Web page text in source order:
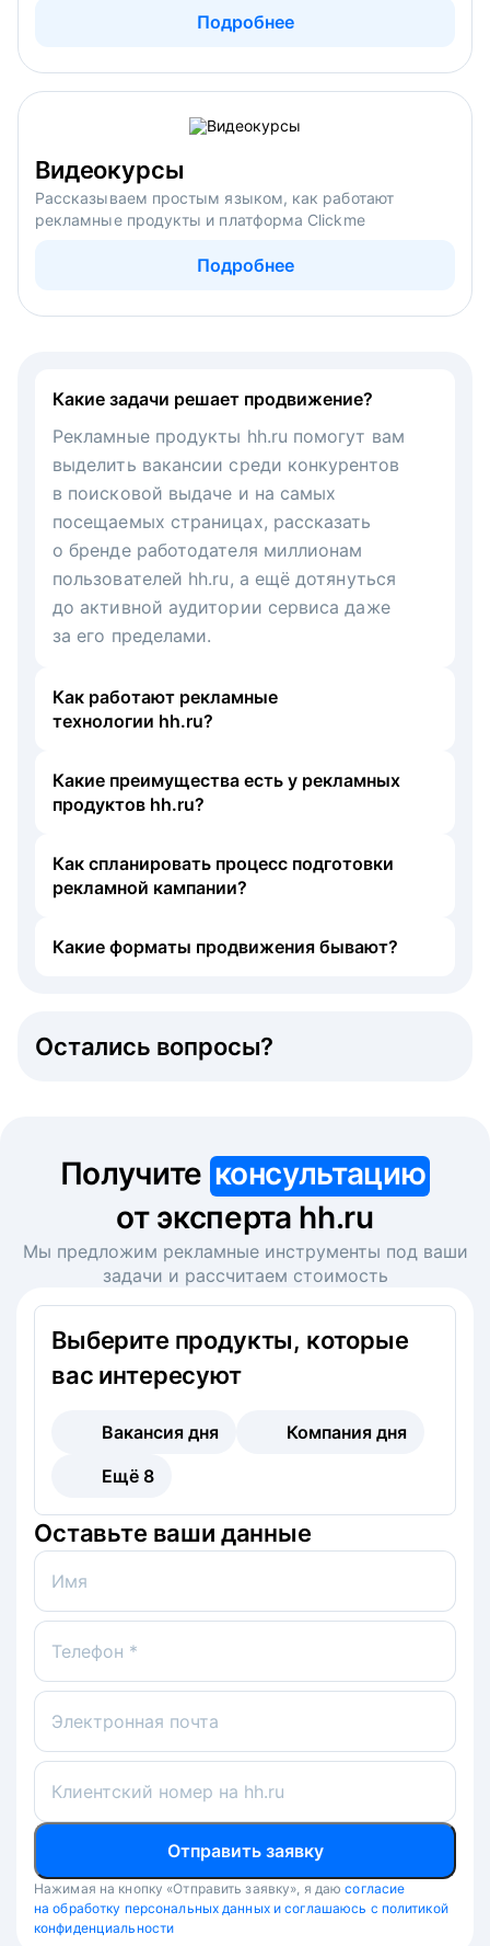
Подробнее
Видеокурсы
Рассказываем простым языком, как работают
рекламные продукты и платформа Clickme
Подробнее
Какие задачи решает продвижение?
Рекламные продукты hh.ru помогут вам
выделить вакансии среди конкурентов
в поисковой выдаче и на самых
посещаемых страницах, рассказать
о бренде работодателя миллионам
пользователей hh.ru, а ещё дотянуться
до активной аудитории сервиса даже
за его пределами.
Как работают рекламные
технологии hh.ru?
Какие преимущества есть у рекламных
продуктов hh.ru?
Как спланировать процесс подготовки
рекламной кампании?
Какие форматы продвижения бывают?
Остались вопросы?
Получите консультацию
от эксперта hh.ru
Мы предложим рекламные инструменты под ваши
задачи и рассчитаем стоимость
Выберите продукты, которые
вас интересуют
Вакансия дня
Компания дня
Ещё 8
Оставьте ваши данные
Имя
Телефон *
Электронная почта
Клиентский номер на hh.ru
Отправить заявку
Нажимая на кнопку «Отправить заявку», я даю согласие
на обработку персональных данных и соглашаюсь с политикой
конфиденциальности